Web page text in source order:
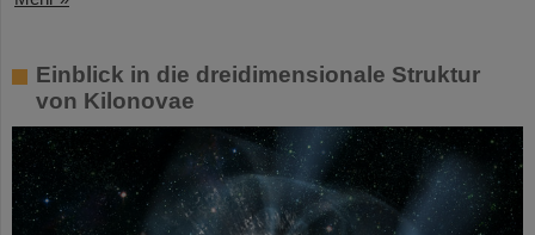
Einblick in die dreidimensionale Struktur
von Kilonovae